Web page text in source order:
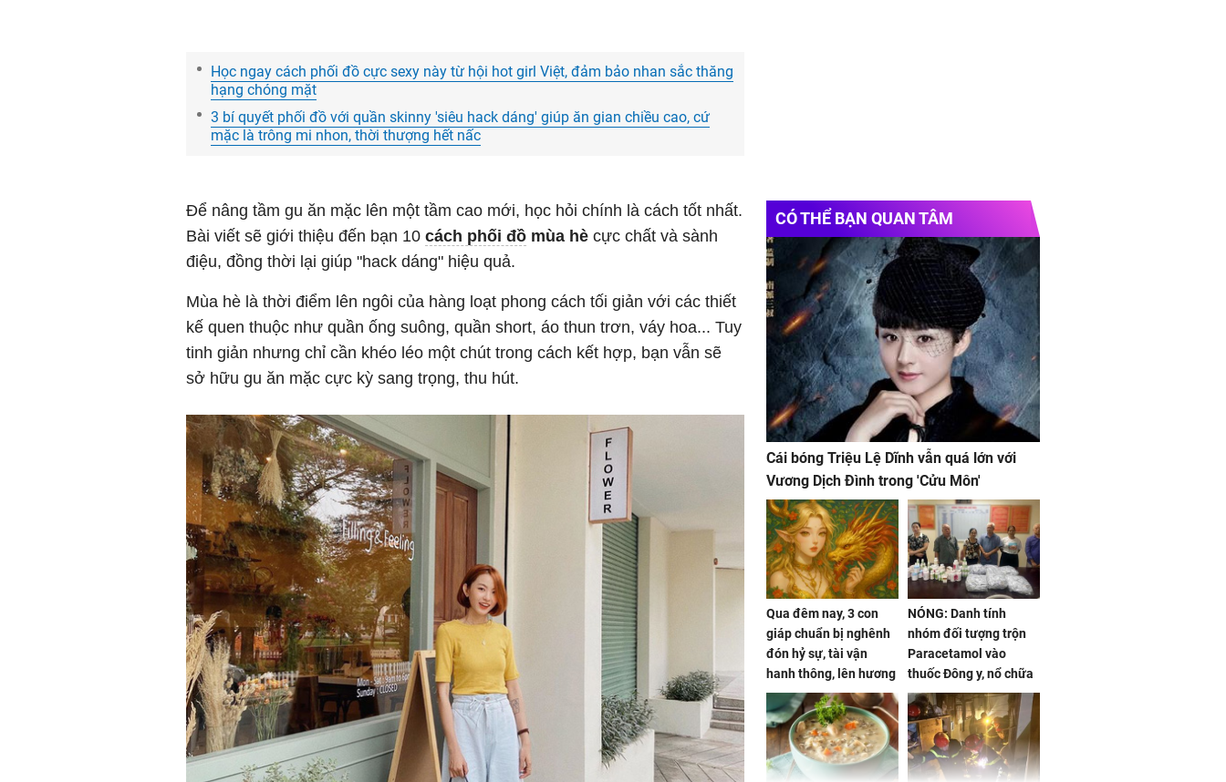
Học ngay cách phối đồ cực sexy này từ hội hot girl Việt, đảm bảo nhan sắc thăng
hạng chóng mặt
3 bí quyết phối đồ với quần skinny 'siêu hack dáng' giúp ăn gian chiều cao, cứ
mặc là trông mi nhon, thời thượng hết nấc
Để nâng tầm gu ăn mặc lên một tầm cao mới, học hỏi chính là cách tốt nhất.
Bài viết sẽ giới thiệu đến bạn 10 cách phối đồ mùa hè cực chất và sành
điệu, đồng thời lại giúp "hack dáng" hiệu quả.
Mùa hè là thời điểm lên ngôi của hàng loạt phong cách tối giản với các thiết
kế quen thuộc như quần ống suông, quần short, áo thun trơn, váy hoa... Tuy
tinh giản nhưng chỉ cần khéo léo một chút trong cách kết hợp, bạn vẫn sẽ
sở hữu gu ăn mặc cực kỳ sang trọng, thu hút.
CÓ THỂ BẠN QUAN TÂM
Cái bóng Triệu Lệ Dĩnh vẫn quá lớn với
Vương Dịch Đình trong 'Cửu Môn'
Qua đêm nay, 3 con
giáp chuẩn bị nghênh
đón hỷ sự, tài vận
hanh thông, lên hương
hóa Rồng hóa Phượng,
gom hết may mắn về
nhà
NÓNG: Danh tính
nhóm đối tượng trộn
Paracetamol vào
thuốc Đông y, nổ chữa
bách bệnh